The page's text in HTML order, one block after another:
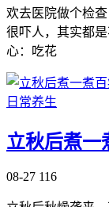
欢去医院做个检
很吓人，其实都
心：吃花
日常养生
立秋后煮一
08-27 116